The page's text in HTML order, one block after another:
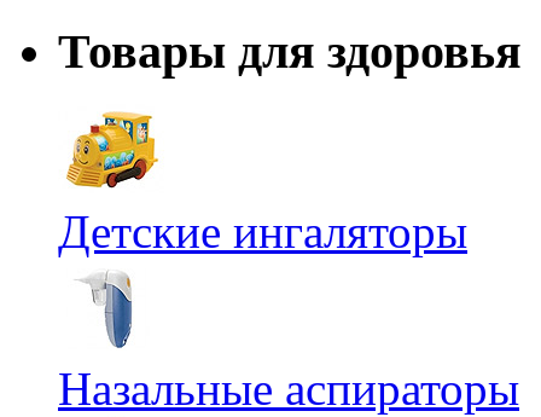
Товары для здоровья
Детские ингаляторы
Назальные аспираторы